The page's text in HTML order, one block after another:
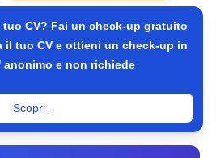
CV? Fai un check-up gratuito
il tuo CV e ottieni un check-up in
anonimo e non richiede
Scopri→